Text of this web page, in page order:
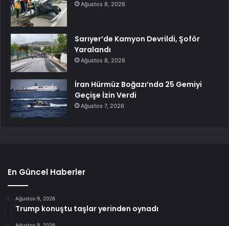
Ağustos 8, 2026
Sarıyer’de Kamyon Devrildi, Şoför
Yaralandı
Ağustos 8, 2026
İran Hürmüz Boğazı’nda 25 Gemiyi
Geçişe İzin Verdi
Ağustos 7, 2026
En Güncel Haberler
Ağustos 9, 2026
Trump konuştu taşlar yerinden oynadı